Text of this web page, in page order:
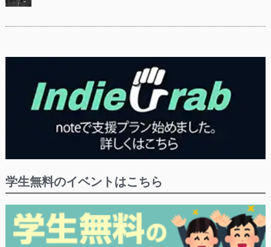
学生無料のイベントはこちら